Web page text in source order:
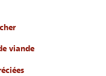
viande